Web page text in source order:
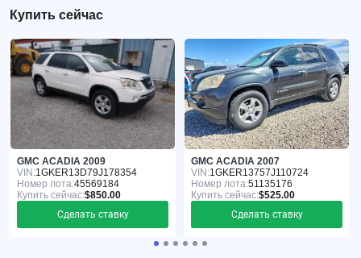
Купить сейчас
GMC ACADIA 2009
VIN:1GKER13D79J178354
Номер лота:45569184
Купить сейчас:$850.00
Сделать ставку
GMC ACADIA 2007
VIN:1GKER13757J110724
Номер лота:51135176
Купить сейчас:$525.00
Сделать ставку